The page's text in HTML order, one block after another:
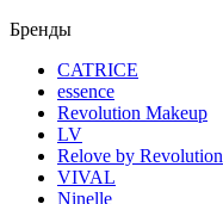
Бренды
CATRICE
essence
Revolution Makeup
LV
Relove by Revolution
VIVAL
Ninelle